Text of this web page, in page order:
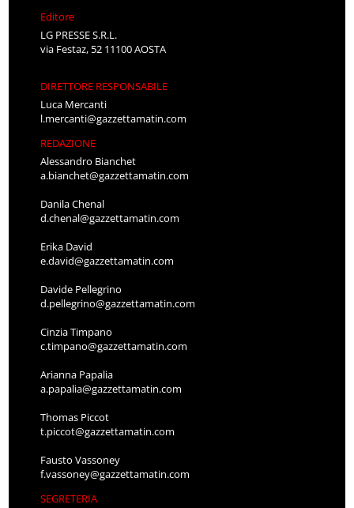
Editore
LG PRESSE S.R.L.
via Festaz, 52 11100 AOSTA
DIRETTORE RESPONSABILE
Luca Mercanti
l.mercanti@gazzettamatin.com
REDAZIONE
Alessandro Bianchet
a.bianchet@gazzettamatin.com
Danila Chenal
d.chenal@gazzettamatin.com
Erika David
e.david@gazzettamatin.com
Davide Pellegrino
d.pellegrino@gazzettamatin.com
Cinzia Timpano
c.timpano@gazzettamatin.com
Arianna Papalia
a.papalia@gazzettamatin.com
Thomas Piccot
t.piccot@gazzettamatin.com
Fausto Vassoney
f.vassoney@gazzettamatin.com
SEGRETERIA